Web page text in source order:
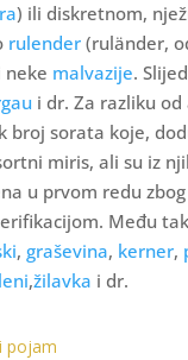
) ili diskretnom,
rulender(ruländer,
malvazije.
i dr. Za razliku
broj sorata koje,
miris, ali su iz
u prvom redu
Među
, graševina, kerner,
,žilavka i dr.
pojam